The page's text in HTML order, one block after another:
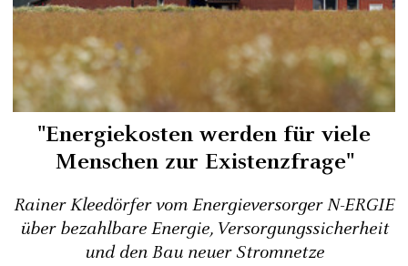
"Energiekosten werden für viele
Menschen zur Existenzfrage"
Rainer Kleedörfer vom Energieversorger N-ERGIE
über bezahlbare Energie, Versorgungssicherheit
und den Bau neuer Stromnetze